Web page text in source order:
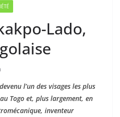
Lado,
l’un des visages les plus
Togo et, plus largement, en
inventeur